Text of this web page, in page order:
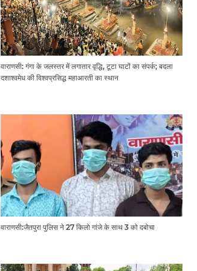
वाराणसी: गंगा के जलस्तर में लगातार वृद्धि, टूटा घाटों का संपर्क; बदला
दशाश्वमेध की विश्वप्रसिद्ध महाआरती का स्थान
वाराणसी:जैतपुरा पुलिस ने 27 किलो गांजे के साथ 3 को दबोचा